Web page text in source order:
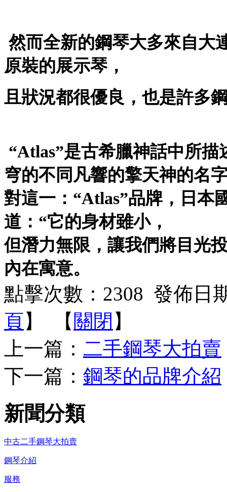
然而全新的鋼琴大多來自大
原裝的展示琴，
且狀況都很優良，也是許多
“Atlas”是古希臘神話中所
穹的不同凡響的擎天神的名
對這一：“Atlas”品牌，日本
道：“它的身材雖小，
但潛力無限，讓我們將目光
內在寓意。
點擊次數： 2308 發佈日
頁】 【 關閉 】
上一篇： 二手鋼琴大拍賣
下一篇： 鋼琴的品牌介紹
新聞分類
中古二手鋼琴大拍賣
鋼琴介紹
服務